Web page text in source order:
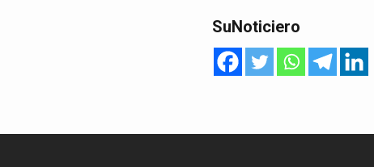
SuNoticiero